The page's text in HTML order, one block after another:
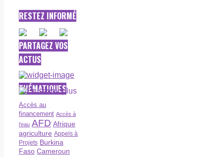
RESTEZ INFORMÉ
PARTAGEZ VOS
ACTUS
THÉMATIQUES
Accès au
financement Accès à
l’eau AFD Afrique
agriculture Appels à
Projets Burkina
Faso Cameroun